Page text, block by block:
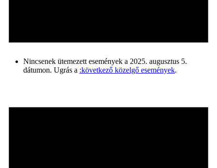
Nincsenek ütemezett események a 2025. augusztus 5.
dátumon. Ugrás a :következő közelgő események.